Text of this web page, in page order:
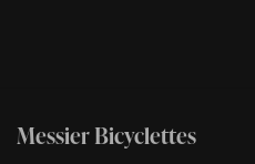
Messier Bicyclettes